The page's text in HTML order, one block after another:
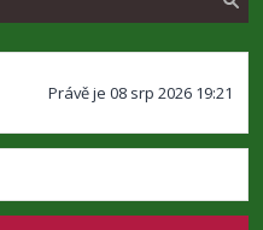
d
t
Právě je 08 srp 2026 19:21